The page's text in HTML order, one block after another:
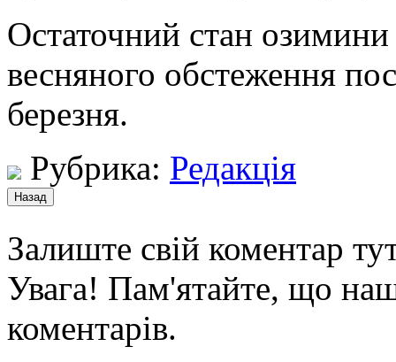
Остаточний стан
весняного обстеження
березня.
Рубрика: Редакція
Залиште свій коментар
Увага! Пам'ятайте, що
коментарів.